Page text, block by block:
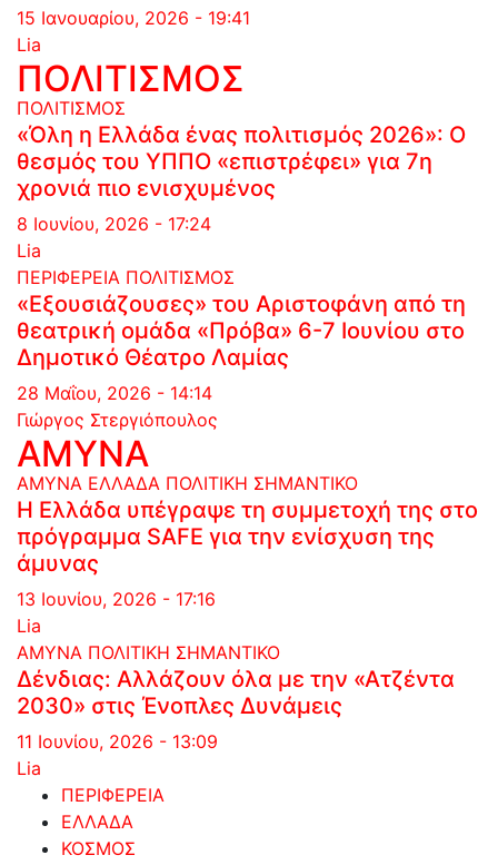
15 Ιανουαρίου, 2026 - 19:41
Lia
ΠΟΛΙΤΙΣΜΟΣ
ΠΟΛΙΤΙΣΜΟΣ
«Όλη η Ελλάδα ένας πολιτισμός 2026»: Ο
θεσμός του ΥΠΠΟ «επιστρέφει» για 7η
χρονιά πιο ενισχυμένος
8 Ιουνίου, 2026 - 17:24
Lia
ΠΕΡΙΦΕΡΕΙΑ ΠΟΛΙΤΙΣΜΟΣ
«Εξουσιάζουσες» του Αριστοφάνη από τη
θεατρική ομάδα «Πρόβα» 6-7 Ιουνίου στο
Δημοτικό Θέατρο Λαμίας
28 Μαΐου, 2026 - 14:14
Γιώργος Στεργιόπουλος
ΑΜΥΝΑ
ΑΜΥΝΑ ΕΛΛΑΔΑ ΠΟΛΙΤΙΚΗ ΣΗΜΑΝΤΙΚΟ
Η Ελλάδα υπέγραψε τη συμμετοχή της στο
πρόγραμμα SAFE για την ενίσχυση της
άμυνας
13 Ιουνίου, 2026 - 17:16
Lia
ΑΜΥΝΑ ΠΟΛΙΤΙΚΗ ΣΗΜΑΝΤΙΚΟ
Δένδιας: Αλλάζουν όλα με την «Ατζέντα
2030» στις Ένοπλες Δυνάμεις
11 Ιουνίου, 2026 - 13:09
Lia
ΠΕΡΙΦΕΡΕΙΑ
ΕΛΛΑΔΑ
ΚΟΣΜΟΣ